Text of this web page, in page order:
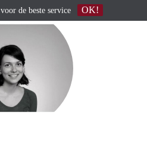
voor de beste service OK!